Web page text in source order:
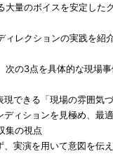
大量のボイスを安定した
ィレクションの実践を紹介
次の3点を具体的な現場
現できる「現場の雰囲気
ディションを見極め、最
集の視点
、実演を用いて意図を伝